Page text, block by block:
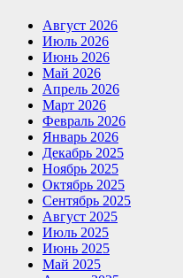
Август 2026
Июль 2026
Июнь 2026
Май 2026
Апрель 2026
Март 2026
Февраль 2026
Январь 2026
Декабрь 2025
Ноябрь 2025
Октябрь 2025
Сентябрь 2025
Август 2025
Июль 2025
Июнь 2025
Май 2025